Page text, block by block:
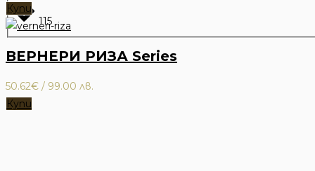
115
Купи
ВЕРНЕРИ РИЗА Series
50.62€ / 99.00 лв.
Купи